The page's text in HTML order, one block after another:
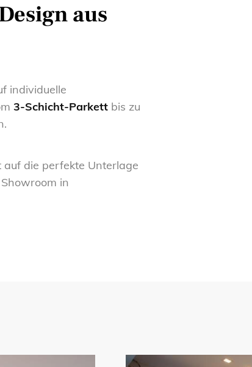
aus
individuelle
3-Schicht-Parkett bis zu
auf die perfekte Unterlage
in